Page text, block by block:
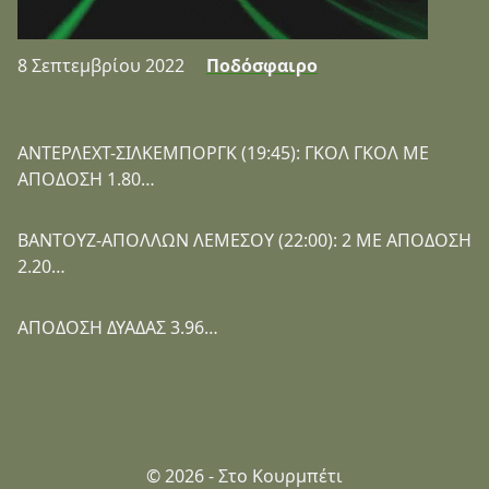
8 Σεπτεμβρίου 2022 Ποδόσφαιρο
ΑΝΤΕΡΛΕΧΤ-ΣΙΛΚΕΜΠΟΡΓΚ (19:45): ΓΚΟΛ ΓΚΟΛ ΜΕ
ΑΠΟΔΟΣΗ 1.80…
ΒΑΝΤΟΥΖ-ΑΠΟΛΛΩΝ ΛΕΜΕΣΟΥ (22:00): 2 ΜΕ ΑΠΟΔΟΣΗ
2.20…
ΑΠΟΔΟΣΗ ΔΥΑΔΑΣ 3.96…
© 2026 - Στο Κουρμπέτι